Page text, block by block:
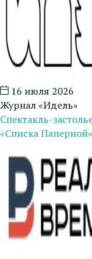
16 июля 2026
Журнал «Идель»
Спектакль-
«Списка Паперной»